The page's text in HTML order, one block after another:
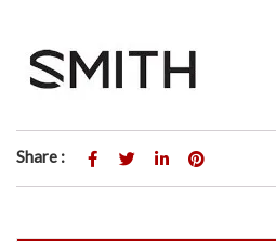
Share :